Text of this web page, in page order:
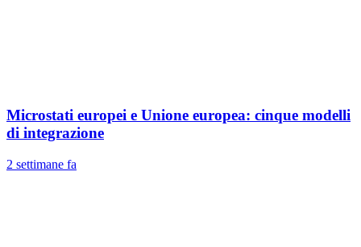
Microstati europei e Unione europea: cinque modelli
di integrazione
2 settimane fa